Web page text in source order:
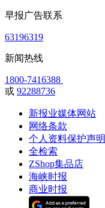
早报广告联系
63196319
新闻热线
1800-7416388
或 92288736
新报业媒体网站
网络条款
个人资料保护声明
全检索
ZShop集品店
海峡时报
商业时报